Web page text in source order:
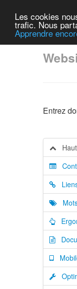
Les cookies
trafic. Nous
Apprendre
Entrez